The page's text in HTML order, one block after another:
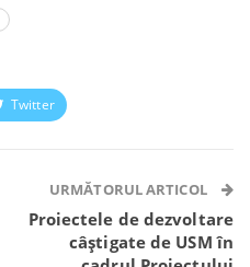
Twitter
Viber
URMĂTORUL ARTICOL
Proiectele de dezvoltare
câștigate de USM în